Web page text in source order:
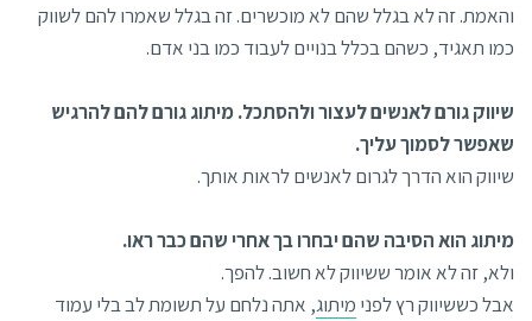
והאמת. זה לא בגלל שהם לא מוכשרים. זה בגלל שאמרו להם לשווק
כמו תאגיד, כשהם בכלל בנויים לעבוד כמו בני אדם.
שיווק גורם לאנשים לעצור ולהסתכל. מיתוג גורם להם להרגיש
שאפשר לסמוך עליך.
שיווק הוא הדרך לגרום לאנשים לראות אותך.
מיתוג הוא הסיבה שהם יבחרו בך אחרי שהם כבר ראו.
ולא, זה לא אומר ששיווק לא חשוב. להפך.
אבל כששיווק רץ לפני מיתוג, אתה נלחם על תשומת לב בלי עמוד